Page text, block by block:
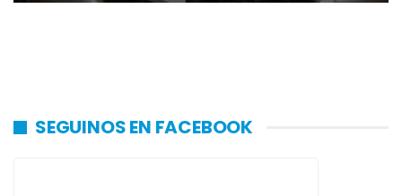
SEGUINOS EN FACEBOOK